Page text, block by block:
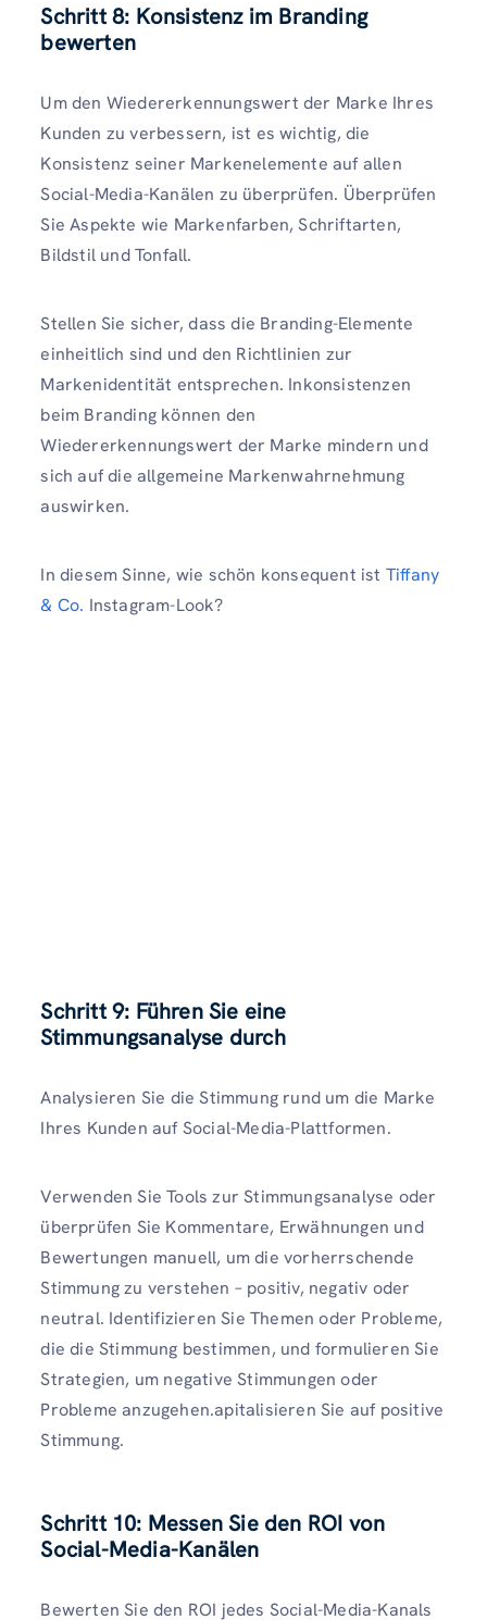
Schritt 8: Konsistenz im Branding
bewerten
Um den Wiedererkennungswert der Marke Ihres
Kunden zu verbessern, ist es wichtig, die
Konsistenz seiner Markenelemente auf allen
Social-Media-Kanälen zu überprüfen. Überprüfen
Sie Aspekte wie Markenfarben, Schriftarten,
Bildstil und Tonfall.
Stellen Sie sicher, dass die Branding-Elemente
einheitlich sind und den Richtlinien zur
Markenidentität entsprechen. Inkonsistenzen
beim Branding können den
Wiedererkennungswert der Marke mindern und
sich auf die allgemeine Markenwahrnehmung
auswirken.
In diesem Sinne, wie schön konsequent ist Tiffany
& Co. Instagram-Look?
Schritt 9: Führen Sie eine
Stimmungsanalyse durch
Analysieren Sie die Stimmung rund um die Marke
Ihres Kunden auf Social-Media-Plattformen.
Verwenden Sie Tools zur Stimmungsanalyse oder
überprüfen Sie Kommentare, Erwähnungen und
Bewertungen manuell, um die vorherrschende
Stimmung zu verstehen – positiv, negativ oder
neutral. Identifizieren Sie Themen oder Probleme,
die die Stimmung bestimmen, und formulieren Sie
Strategien, um negative Stimmungen oder
Probleme anzugehen.apitalisieren Sie auf positive
Stimmung.
Schritt 10: Messen Sie den ROI von
Social-Media-Kanälen
Bewerten Sie den ROI jedes Social-Media-Kanals